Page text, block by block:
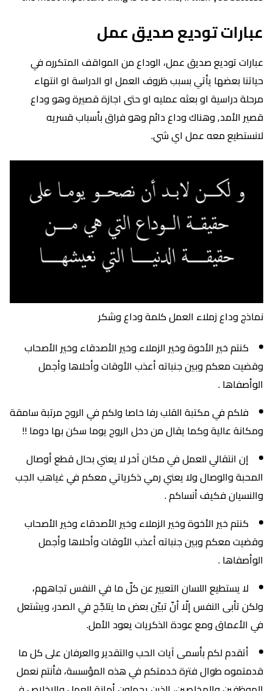
عبارات توديع صديق عمل
عبارات توديع صديق عمل، الوداع من المواقف المتكرره في
حياتنا بعضها يأتي بسبب ظروف العمل او الدراسة او انتهاء
مرحلة دراسية او بعثه عمليه او حتى اجازة قصيرة وهو وداع
قصير الأمد, وهناك وداع دائم وهو فراق بأسباب قسريه
لانستطيع معه عمل اي شي.
نماذج وداع زملاء العمل كلمة وداع وشكر
كنتم خير الأخوة وخير الزملاء وخير الأصدقاء وخير الأصحاب
وقضيت معكم وبين جنباته أعذب الأوقات وأحلاها وأجمل
الوأصفاها .
فلكم في مكتبة القلب رفا خاصا ولكم في الروح مرتبة سامقة
ومكانة عالية وكما يقال من دخل الروح يوما سكن بها دوما !!
إن انتقالي للعمل في مكان آخر لا يعني بحال قطع أوصال
المحبة والوصال ولا يعني رمي ذكرياتي معكم في غياهب الجب
والنسيان فكيف أنساكم .
كنتم خير الأخوة وخير الزملاء وخير الأصدقاء وخير الأصحاب
وقضيت معكم وبين جنباته أعذب الأوقات وأحلاها وأجمل
الوأصفاها .
لا يستطيع اللسان التعبير عن كلّ ما في النفس تجاههم،
ولكن تأبى النفس إلّا أنّ تبيّن بعض ما يتلجّج في الصدر، ويشتعل
في الأعماق ومع عودة الذكريات يعود الأمل.
أتقدم لكم بأسمى آيات الحب والتقدير والعرفان على كل ما
قدمتموه طوال فترة خدمتكم في هذه المؤسسة، فأنتم نعمل